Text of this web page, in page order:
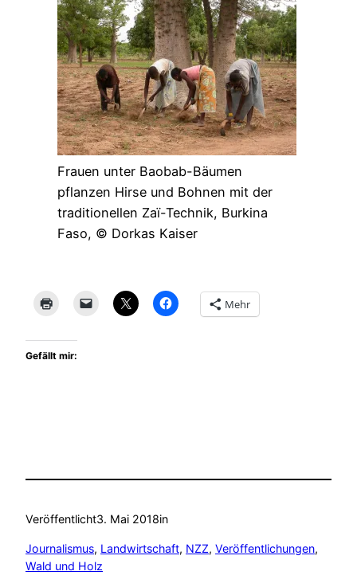
Frauen unter Baobab-Bäumen
pflanzen Hirse und Bohnen mit der
traditionellen Zaï-Technik, Burkina
Faso, © Dorkas Kaiser
Mehr
Gefällt mir:
Veröffentlicht3. Mai 2018in
Journalismus, Landwirtschaft, NZZ, Veröffentlichungen
Wald und Holz